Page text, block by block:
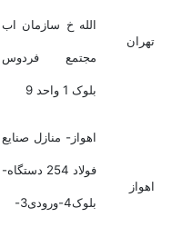
تهران
الله خ سازمان اب
مجتمع فردوس
بلوک 1 واحد 9
اهواز
اهواز- منازل صنایع
فولاد 254 دستگاه-
بلوک4-ورودی3-